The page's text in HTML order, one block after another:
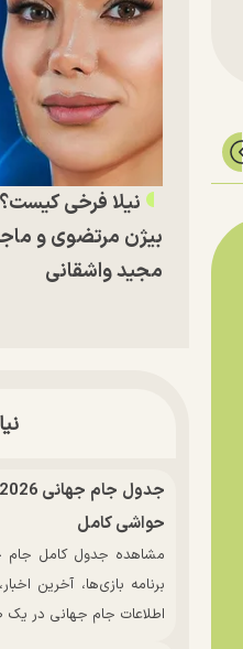
نیلا فرخی
بیژن مرتضوی و
مجید واشقانی
حواشی کامل
برنامه بازی‌ها، آخرین
اطلاعات جام جهانی در